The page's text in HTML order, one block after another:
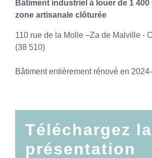
Bâtiment industriel à louer de 1 400
zone artisanale clôturée
110 rue de la Molle –Za de Malville -
(38 510)
Bâtiment entièrement rénové en
Téléchargez la
présentation